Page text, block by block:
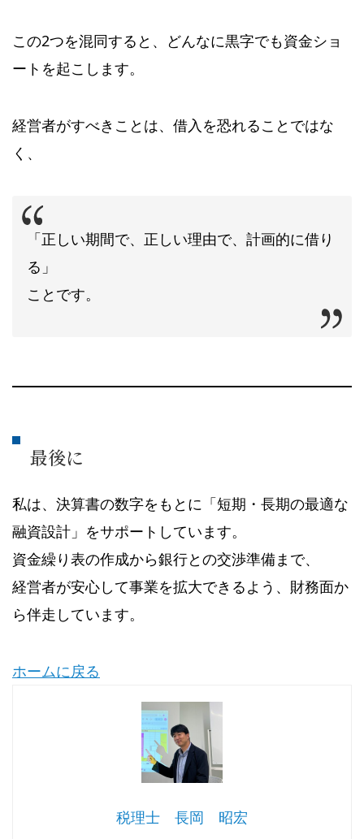
この2つを混同すると、どんなに黒字でも資金ショ
ートを起こします。
経営者がすべきことは、借入を恐れることではな
く、
「正しい期間で、正しい理由で、計画的に借り
る」
ことです。
最後に
私は、決算書の数字をもとに「短期・長期の最適な
融資設計」をサポートしています。
資金繰り表の作成から銀行との交渉準備まで、
経営者が安心して事業を拡大できるよう、財務面か
ら伴走しています。
ホームに戻る
税理士 長岡 昭宏